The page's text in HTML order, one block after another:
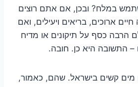
במלח? ובכן, אם אתם רוצים
ארוכים, בריאים ויעילים, ואם
הרבה כסף על תיקונים או מדיח
התשובה היא כן. חובה.
מים קשים בישראל. שהם, כאמור,